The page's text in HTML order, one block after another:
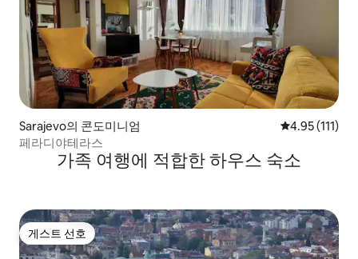
Sarajevo의 콘도미니엄 평점 4.95점(5
4.95 (111)
페라디야테라스
가족 여행에 적합한 하우스 숙소
게스트 선호
게스트 선호